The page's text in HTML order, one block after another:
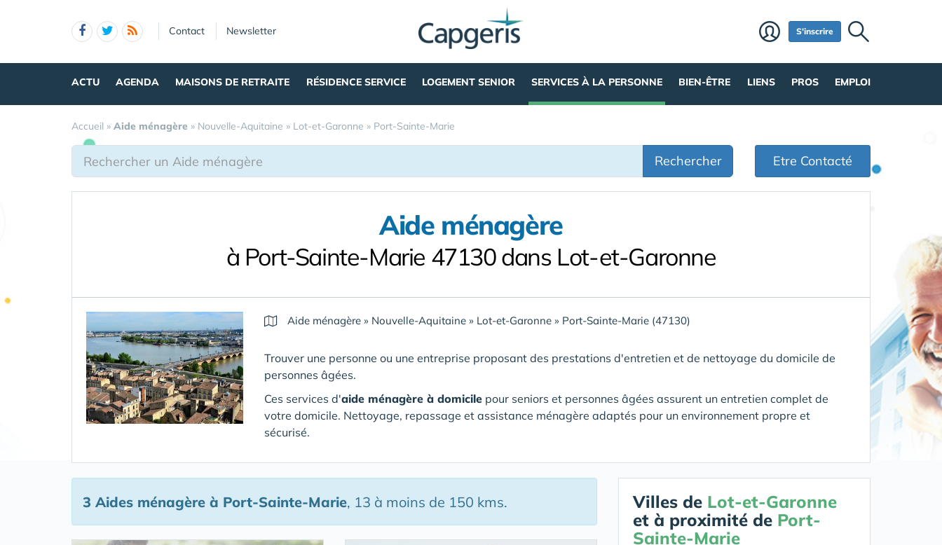
Contact Newsletter S'inscrire
ACTU AGENDA MAISONS DE RETRAITE RÉSIDENCE SERVICE LOGEMENT SENIOR SERVICES À LA PERSONNE BIEN-ÊTRE LIENS PROS EMPLOI
Accueil » Aide ménagère » Nouvelle-Aquitaine » Lot-et-Garonne » Port-Sainte-Marie
Rechercher Etre Contacté
Aide ménagère
à Port-Sainte-Marie 47130 dans Lot-et-Garonne
Aide ménagère » Nouvelle-Aquitaine » Lot-et-Garonne » Port-Sainte-Marie (47130)
Trouver une personne ou une entreprise proposant des prestations d'entretien et de nettoyage du domicile de
personnes âgées.
Ces services d'aide ménagère à domicile pour seniors et personnes âgées assurent un entretien complet de
votre domicile. Nettoyage, repassage et assistance ménagère adaptés pour un environnement propre et
sécurisé.
3 Aides ménagère à Port-Sainte-Marie, 13 à moins de 150 kms. Villes de Lot-et-Garonne
et à proximité de Port-
Sainte-Marie